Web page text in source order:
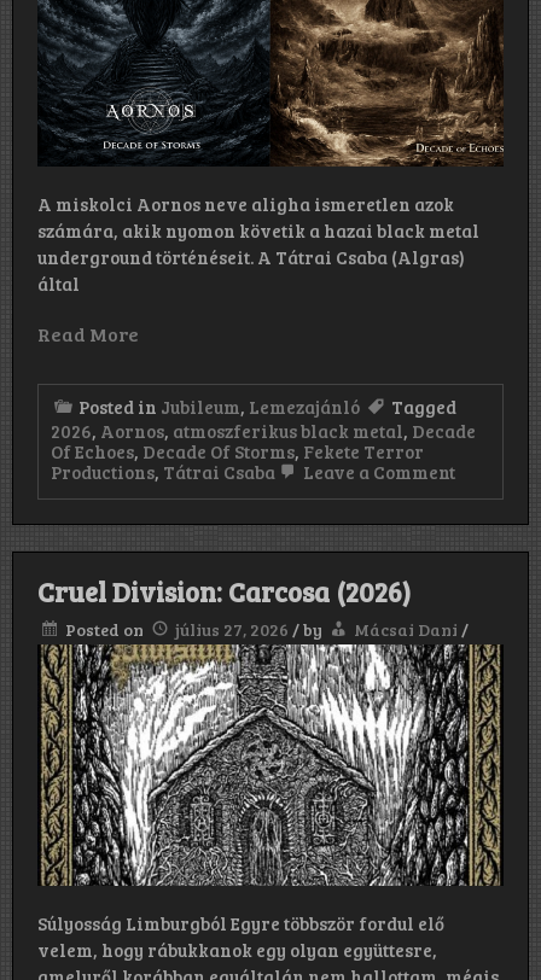
A miskolci Aornos neve aligha ismeretlen azok
számára, akik nyomon követik a hazai black metal
underground történéseit. A Tátrai Csaba (Algras)
által
Read More
Posted in Jubileum, Lemezajánló
Tagged
2026, Aornos, atmoszferikus black metal, Decade
Of Echoes, Decade Of Storms, Fekete Terror
Productions, Tátrai Csaba Leave a Commenton
Decade
Of
Of
Storms
(2026)
Cruel Division: Carcosa (2026)
Posted on július 27, 2026 /by Mácsai Dani /
Súlyosság Limburgból Egyre többször fordul elő
velem, hogy rábukkanok egy olyan együttesre,